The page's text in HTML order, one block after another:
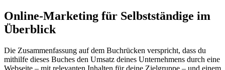
Online-Marketing für Selbstständige im
Überblick
Die Zusammenfassung auf dem Buchrücken verspricht, dass du
mithilfe dieses Buches den Umsatz deines Unternehmens durch eine